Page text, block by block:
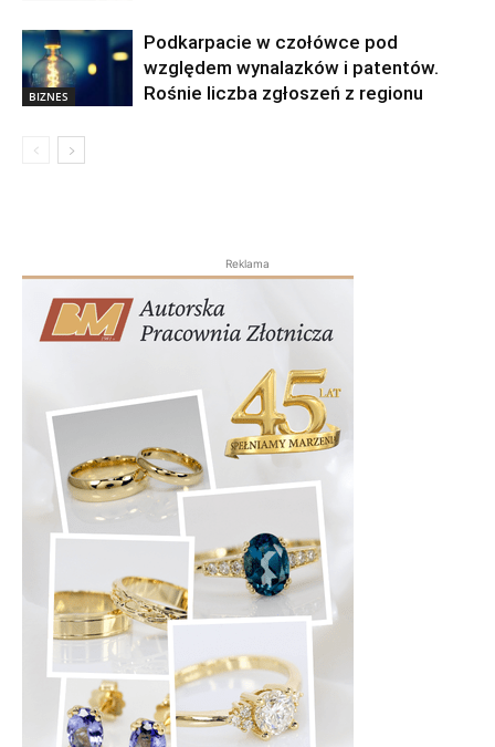
BIZNES
Podkarpacie w czołówce pod
względem wynalazków i patentów.
Rośnie liczba zgłoszeń z regionu
Reklama